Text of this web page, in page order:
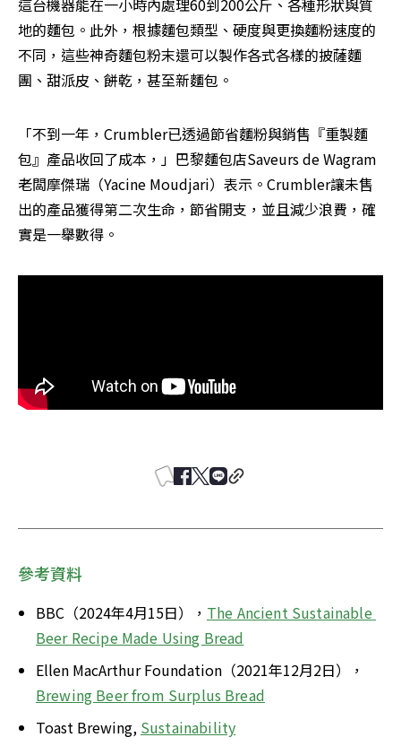
這台機器能在一小時內處理60到200公斤、各種形狀與質
地的麵包。此外，根據麵包類型、硬度與更換麵粉速度的
不同，這些神奇麵包粉末還可以製作各式各樣的披薩麵
團、甜派皮、餅乾，甚至新麵包。
「不到一年，Crumbler已透過節省麵粉與銷售『重製麵
包』產品收回了成本，」巴黎麵包店Saveurs de Wagram
老闆摩傑瑞（Yacine Moudjari）表示。Crumbler讓未售
出的產品獲得第二次生命，節省開支，並且減少浪費，確
實是一舉數得。
參考資料
BBC（2024年4月15日）， The Ancient Sustainable
Beer Recipe Made Using Bread
Ellen MacArthur Foundation（2021年12月2日），
Brewing Beer from Surplus Bread
Toast Brewing, Sustainability